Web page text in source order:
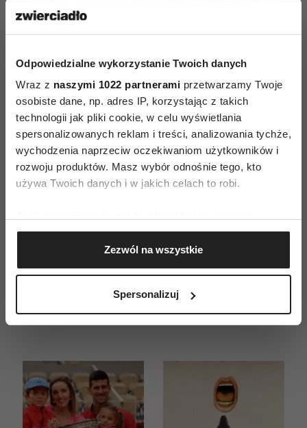
Odpowiedzialne wykorzystanie Twoich danych
Wraz z naszymi 1022 partnerami przetwarzamy Twoje
osobiste dane, np. adres IP, korzystając z takich
technologii jak pliki cookie, w celu wyświetlania
spersonalizowanych reklam i treści, analizowania tychże,
wychodzenia naprzeciw oczekiwaniom użytkowników i
rozwoju produktów. Masz wybór odnośnie tego, kto
używa Twoich danych i w jakich celach to robi.
Gromadzić dane dotyczące Twojej lokalizacji
geograficznej z dokładnością nawet do kilku metrów
Identyfikować Twoje urządzenie, aktywnie
(fingerprinting, czyli wirtualny odcisk palca)
zmienić lub wycofać swoją zgodę w dowolnej chwili.
Wykorzystujemy pliki cookie do spersonalizowania treści
i reklam, aby oferować funkcje społecznościowe i
Zezwól na wszystkie
Spersonalizuj
WYDANIE DRUKOWANE